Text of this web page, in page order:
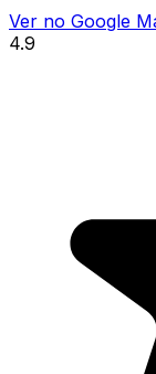
Ver no Google
4.9